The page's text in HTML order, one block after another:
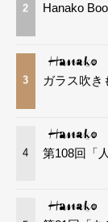
2 Hanako
3 ガラス吹き
4 第108回「